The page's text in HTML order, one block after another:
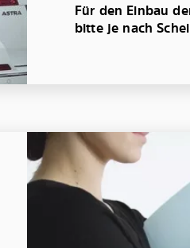
Für den Einbau
bitte je nach